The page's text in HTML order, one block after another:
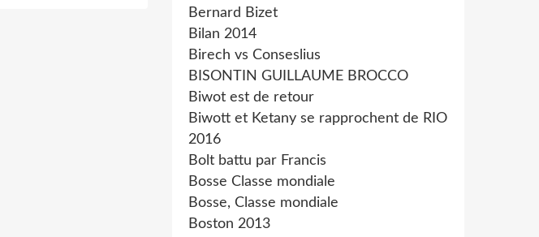
Bernard Bizet
Bilan 2014
Birech vs Conseslius
BISONTIN GUILLAUME BROCCO
Biwot est de retour
Biwott et Ketany se rapprochent de RIO
2016
Bolt battu par Francis
Bosse Classe mondiale
Bosse, Classe mondiale
Boston 2013